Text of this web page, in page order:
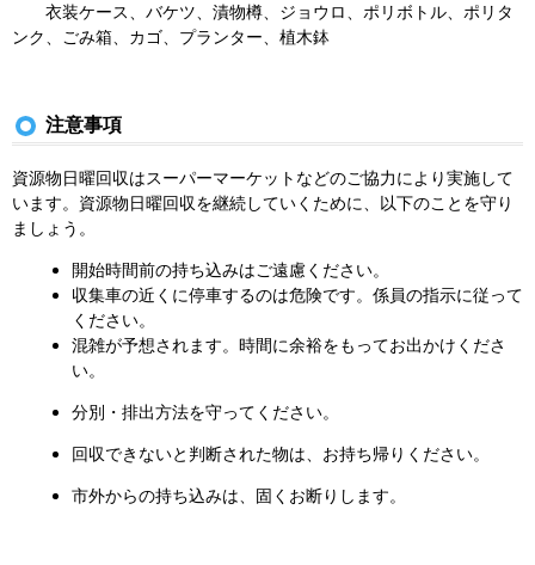
衣装ケース、バケツ、漬物樽、ジョウロ、ポリボトル、ポリタ
ンク、ごみ箱、カゴ、プランター、植木鉢
注意事項
資源物日曜回収はスーパーマーケットなどのご協力により実施して
います。資源物日曜回収を継続していくために、以下のことを守り
ましょう。
開始時間前の持ち込みはご遠慮ください。
収集車の近くに停車するのは危険です。係員の指示に従って
ください。
混雑が予想されます。時間に余裕をもってお出かけくださ
い。
分別・排出方法を守ってください。
回収できないと判断された物は、お持ち帰りください。
市外からの持ち込みは、固くお断りします。